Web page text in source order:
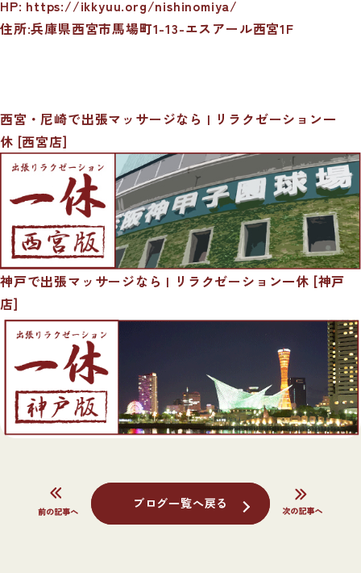
HP: https://ikkyuu.org/nishinomiya/
住所:兵庫県西宮市馬場町1-13-エスアール西宮1F
西宮・尼崎で出張マッサージなら | リラクゼーション一
休 [西宮店]
神戸で出張マッサージなら | リラクゼーション一休 [神戸
店]
ブログ一覧へ戻る